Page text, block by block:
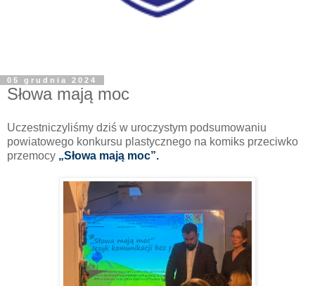
05 grudnia 2024
Słowa mają moc
Uczestniczyliśmy dziś w uroczystym podsumowaniu
powiatowego konkursu plastycznego na komiks przeciwko
przemocy „Słowa mają moc”.